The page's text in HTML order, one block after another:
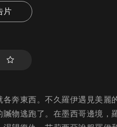
片
奔東西。不久羅伊遇見美麗
物逃跑了。在墨西哥邊境，